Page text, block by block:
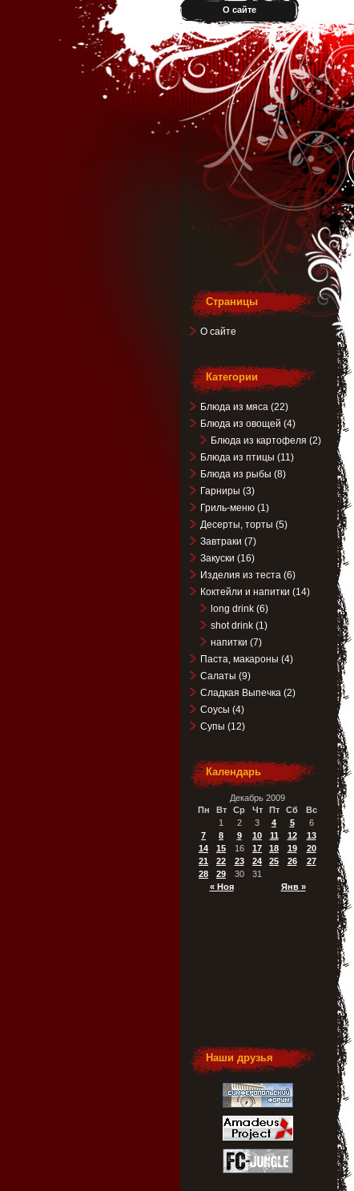
О сайте
Страницы
О сайте
Категории
Блюда из мяса(22)
Блюда из овощей (4)
Блюда из картофеля (2)
Блюда из птицы (11)
Блюда из рыбы (8)
Гарниры (3)
Гриль-меню(1)
Десерты, торты (5)
Завтраки (7)
Закуски (16)
Изделия из теста(6)
Коктейли и напитки (14)
long drink(6)
shot drink(1)
напитки (7)
Паста, макароны (4)
Салаты (9)
Сладкая Выпечка(2)
Соусы (4)
Супы (12)
Календарь
Декабрь 2009
Пн
Вт Ср Чт Пт Сб Вс
« Ноя Янв »
1 2 3 4 5
6
7
8 9 10 11 12
13
14
15 16 17 18 19
20
21
22 23 24 25 26
27
28
29 30 31
Наши друзья